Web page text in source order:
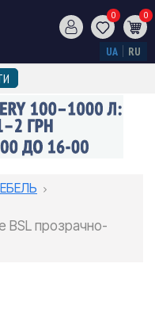
0 0
UA RU
BSL прозрачно-